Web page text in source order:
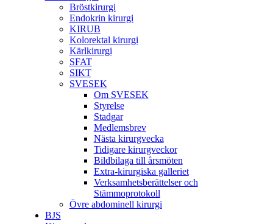
Bröstkirurgi
Endokrin kirurgi
KIRUB
Kolorektal kirurgi
Kärlkirurgi
SFAT
SIKT
SVESEK
Om SVESEK
Styrelse
Stadgar
Medlemsbrev
Nästa kirurgvecka
Tidigare kirurgveckor
Bildbilaga till årsmöten
Extra-kirurgiska galleriet
Verksamhetsberättelser och
Stämmoprotokoll
Övre abdominell kirurgi
BJS